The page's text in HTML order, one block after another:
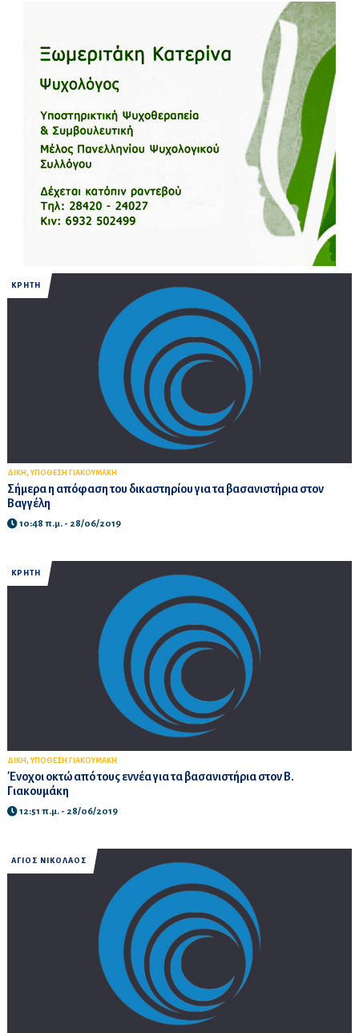
ΚΡΗΤΗ
ΔΙΚΗ , ΥΠΟΘΕΣΗ ΓΙΑΚΟΥΜΑΚΗ
Σήμερα η απόφαση του δικαστηρίου για τα βασανιστήρια στον
Βαγγέλη
10:48 π.μ. - 28/06/2019
ΚΡΗΤΗ
ΔΙΚΗ , ΥΠΟΘΕΣΗ ΓΙΑΚΟΥΜΑΚΗ
Ένοχοι οκτώ από τους εννέα για τα βασανιστήρια στον Β.
Γιακουμάκη
12:51 π.μ. - 28/06/2019
ΑΓΙΟΣ ΝΙΚΟΛΑΟΣ